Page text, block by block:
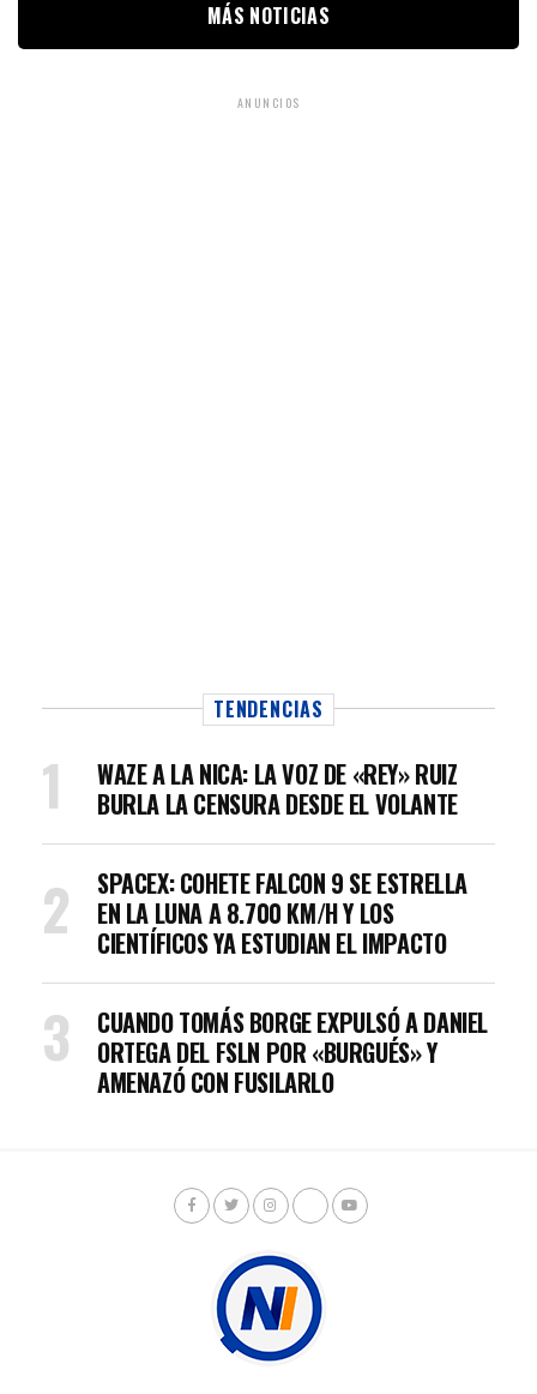
MÁS NOTICIAS
ANUNCIOS
TENDENCIAS
WAZE A LA NICA: LA VOZ DE «REY» RUIZ
BURLA LA CENSURA DESDE EL VOLANTE
SPACEX: COHETE FALCON 9 SE ESTRELLA
EN LA LUNA A 8.700 KM/H Y LOS
CIENTÍFICOS YA ESTUDIAN EL IMPACTO
CUANDO TOMÁS BORGE EXPULSÓ A DANIEL
ORTEGA DEL FSLN POR «BURGUÉS» Y
AMENAZÓ CON FUSILARLO